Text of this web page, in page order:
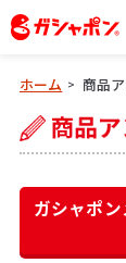
ホーム > 商品
ガシャポ